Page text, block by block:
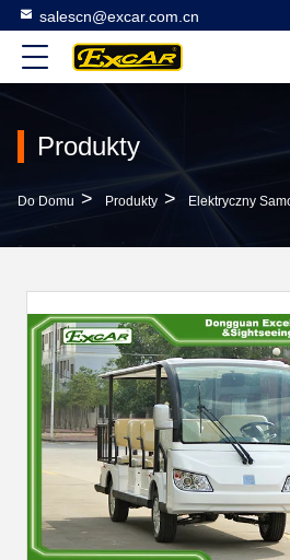
salescn@excar.com.cn
Produkty
Do Domu > Produkty > Elektryczny